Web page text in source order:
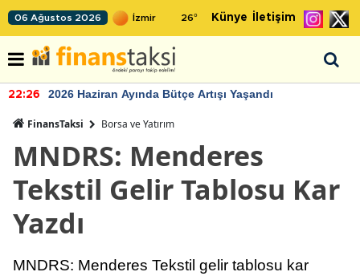
06 Ağustos 2026 26° Künye İletişim
22:26 2026 Haziran Ayında Bütçe Artışı Yaşandı
FinansTaksi Borsa ve Yatırım
MNDRS: Menderes
Tekstil Gelir Tablosu Kar
Yazdı
MNDRS: Menderes Tekstil gelir tablosu kar